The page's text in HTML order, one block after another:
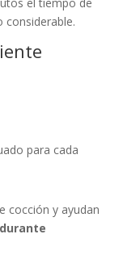
el tiempo de
considerable.
para cada
cocción y ayudan